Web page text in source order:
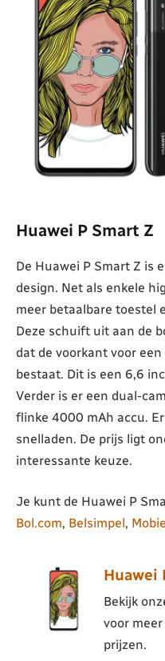
Huawei P Smart Z
De Huawei P Smart Z is
design. Net als enkele
meer betaalbare toestel
Deze schuift uit aan de
dat de voorkant voor
bestaat. Dit is een 6,6
Verder is er een dual-
flinke 4000 mAh accu.
snelladen. De prijs ligt
interessante keuze.
Je kunt de Huawei P
Bol.com, Belsimpel,
Huawei
Bekijk
voor
prijzen.